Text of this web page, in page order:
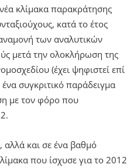
κλίμακα παρακράτησης
κατά το έτος
των αναλυτικών
μετά την ολοκλήρωση της
(έχει ψηφιστεί επί
συγκριτικό παράδειγμα
με τον φόρο που
αλλά και σε ένα βαθμό
που ίσχυσε για το 2012